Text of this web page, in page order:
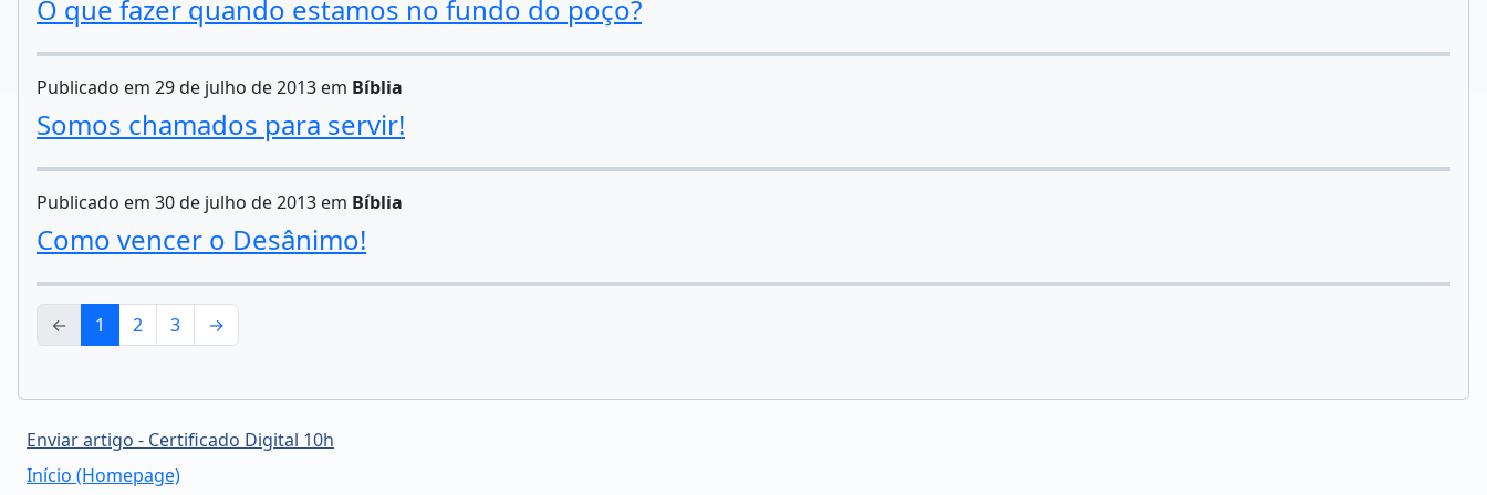
O que fazer quando estamos no fundo do poço?
Publicado em 29 de julho de 2013 em Bíblia
Somos chamados para servir!
Publicado em 30 de julho de 2013 em Bíblia
Como vencer o Desânimo!
← 1 2 3 →
Enviar artigo - Certificado Digital 10h
Início (Homepage)